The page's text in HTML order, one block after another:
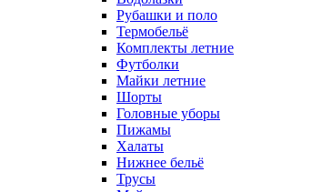
Рубашки и поло
Термобельё
Комплекты летние
Футболки
Майки летние
Шорты
Головные уборы
Пижамы
Халаты
Нижнее бельё
Трусы